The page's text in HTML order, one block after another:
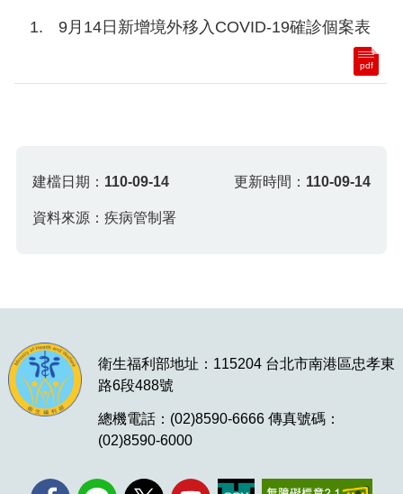
9月14日新增境外移入COVID-19確診個案表
pdf
建檔日期： 110-09-14 更新時間： 110-09-14
資料來源：疾病管制署
衛生福利部地址：115204 台北市南港區忠孝東
路6段488號
總機電話：(02)8590-6666 傳真號碼：
(02)8590-6000